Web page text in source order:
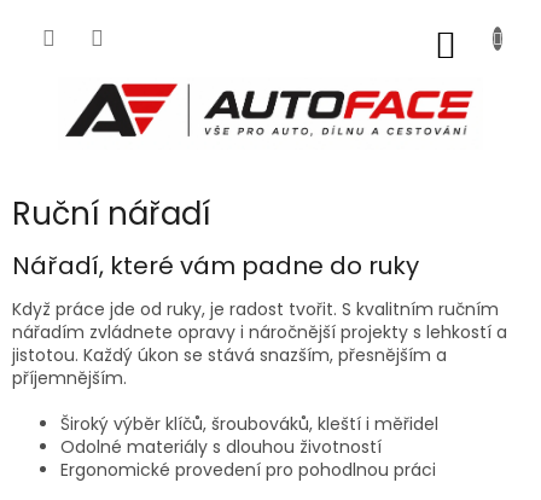
Ruční nářadí
Nářadí, které vám padne do ruky
Když práce jde od ruky, je radost tvořit. S kvalitním ručním
nářadím zvládnete opravy i náročnější projekty s lehkostí a
jistotou. Každý úkon se stává snazším, přesnějším a
příjemnějším.
Široký výběr klíčů, šroubováků, kleští i měřidel
Odolné materiály s dlouhou životností
Ergonomické provedení pro pohodlnou práci